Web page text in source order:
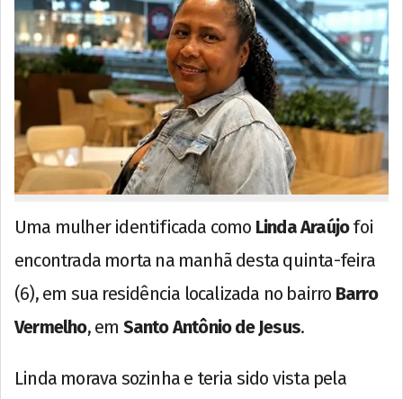
Uma mulher identificada como Linda Araújofoi
encontrada morta na manhã desta quinta-feira
(6), em sua residência localizada no bairro Barro
Vermelho, em Santo Antônio de Jesus.
Linda morava sozinha e teria sido vista pela